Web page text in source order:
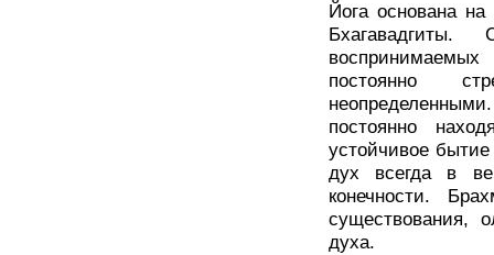
Йога основана
постоянно
постоянно
устойчивое
дух всегда в
конечности.
существования,
духа.